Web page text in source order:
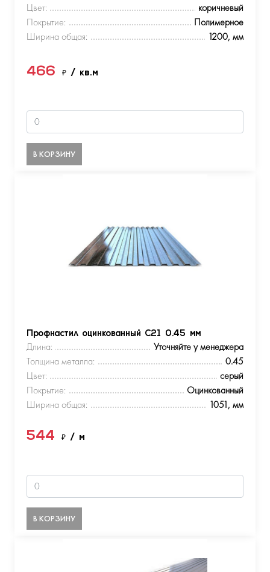
Цвет:
коричневый
Покрытие:
Полимерное
Ширина общая:
1200, мм
466 ₽ / кв.м
В КОРЗИНУ
Профнастил оцинкованный С21 0.45 мм
Длина:
Уточняйте у менеджера
Толщина металла:
0.45
Цвет:
серый
Покрытие:
Оцинкованный
Ширина общая:
1051, мм
544 ₽ / м
В КОРЗИНУ